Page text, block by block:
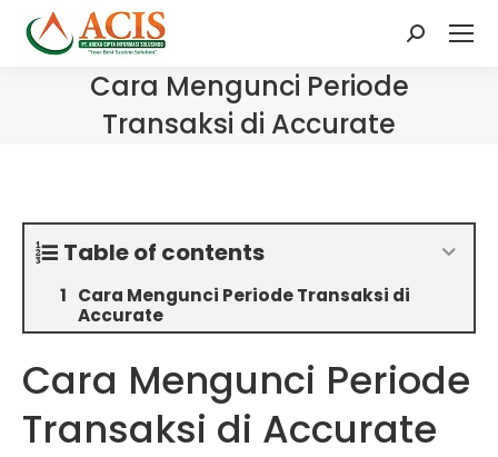
Search:
Cara Mengunci Periode
Transaksi di Accurate
Table of contents
Cara Mengunci Periode Transaksi di
Accurate
Cara Mengunci Periode
Transaksi di Accurate